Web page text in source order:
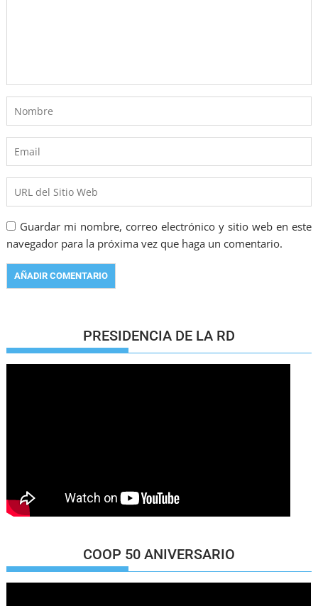
Guardar mi nombre, correo electrónico y sitio web en este
navegador para la próxima vez que haga un comentario.
PRESIDENCIA DE LA RD
COOP 50 ANIVERSARIO